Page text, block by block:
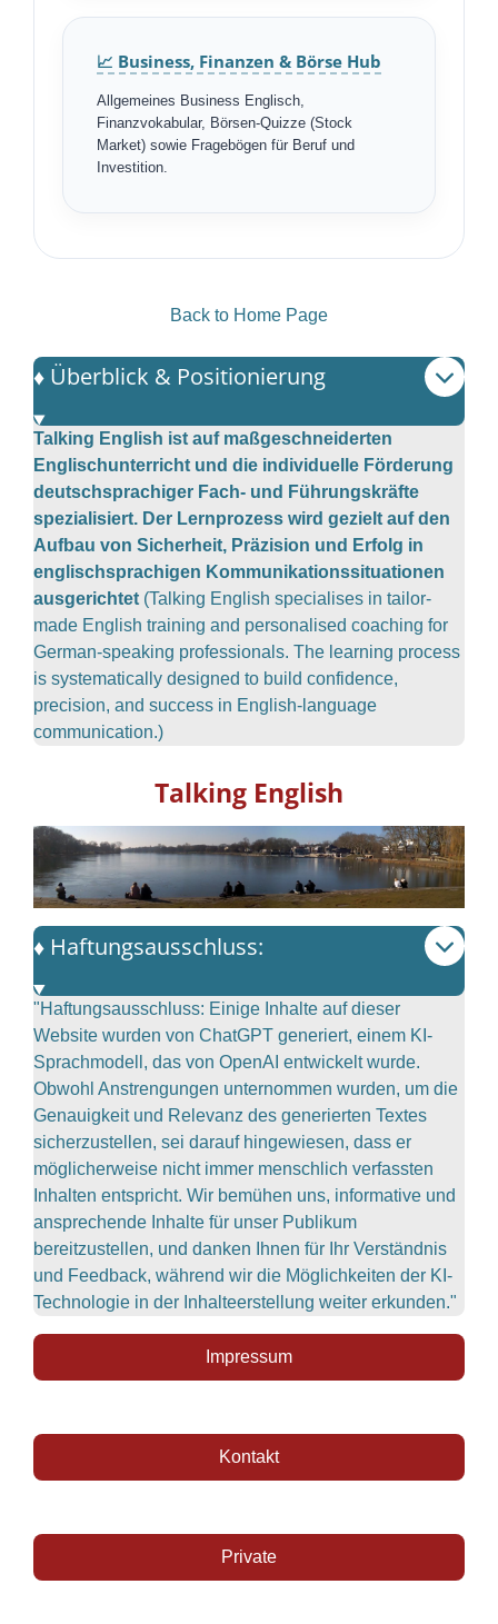
📈 Business, Finanzen & Börse Hub
Allgemeines Business Englisch,
Finanzvokabular, Börsen-Quizze (Stock
Market) sowie Fragebögen für Beruf und
Investition.
Back to Home Page
♦️ Überblick & Positionierung
Talking English ist auf maßgeschneiderten
Englischunterricht und die individuelle Förderung
deutschsprachiger Fach- und Führungskräfte
spezialisiert. Der Lernprozess wird gezielt auf den
Aufbau von Sicherheit, Präzision und Erfolg in
englischsprachigen Kommunikationssituationen
ausgerichtet (Talking English specialises in tailor-
made English training and personalised coaching for
German-speaking professionals. The learning process
is systematically designed to build confidence,
precision, and success in English-language
communication.)
Talking English
♦️ Haftungsausschluss:
"Haftungsausschluss: Einige Inhalte auf dieser
Website wurden von ChatGPT generiert, einem KI-
Sprachmodell, das von OpenAI entwickelt wurde.
Obwohl Anstrengungen unternommen wurden, um die
Genauigkeit und Relevanz des generierten Textes
sicherzustellen, sei darauf hingewiesen, dass er
möglicherweise nicht immer menschlich verfassten
Inhalten entspricht. Wir bemühen uns, informative und
ansprechende Inhalte für unser Publikum
bereitzustellen, und danken Ihnen für Ihr Verständnis
und Feedback, während wir die Möglichkeiten der KI-
Technologie in der Inhalteerstellung weiter erkunden."
Impressum
Kontakt
Private